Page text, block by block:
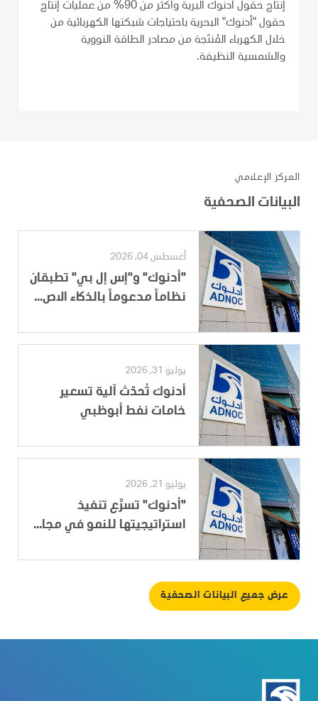
إنتاج حقول أدنوك البرية وأكثر من 90% من عمليات إنتاج
حقول "أدنوك" البحرية باحتياجات شبكتها الكهربائية من
خلال الكهرباء المُنتَجة من مصادر الطاقة النووية
والشمسية النظيفة.
المركز الإعلامي
البيانات الصحفية
أغسطس 04, 2026
"أدنوك" و"إس إل بي" تطبقان
نظاماً مدعوماً بالذكاء الاص...
يوليو 31, 2026
أدنوك تُحدّث آلية تسعير
خامات نفط أبوظبي
يوليو 21, 2026
"أدنوك" تسرِّع تنفيذ
استراتيجيتها للنمو في مجا...
عرض جميع البيانات الصحفية